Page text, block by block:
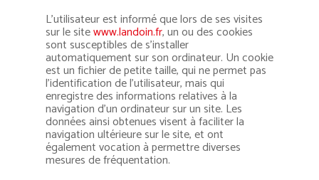
L’utilisateur est informé que lors de ses visites
sur le sitewww.landoin.fr, un ou des cookies
sont susceptibles de s’installer
automatiquement sur son ordinateur. Un cookie
est un fichier de petite taille, qui ne permet pas
l’identification de l’utilisateur, mais qui
enregistre des informations relatives à la
navigation d’un ordinateur sur un site. Les
données ainsi obtenues visent à faciliter la
navigation ultérieure sur le site, et ont
également vocation à permettre diverses
mesures de fréquentation.
Notre entreprise
Qui sommes-nous
Nos Machines